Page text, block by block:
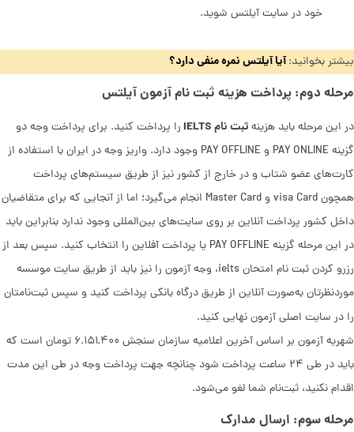
خود در سایت آیلتس شوید.
بیشتر بخوانید:آیا آیلتس نمره منفی دارد؟
مرحله دوم: پرداخت هزینه ثبت نام آزمون آیلتس
در این مرحله باید هزینهثبت نام IELTS
را پرداخت کنید. برای پرداخت وجه دو
گزینه PAY ONLINE و PAY OFFLINE وجود دارد. واریز وجه در ایران با استفاده از
کارت‌های عضو شتاب و در خارج از کشور نیز از طریق سیستم‌های پرداخت
همچون visa Card و Master Card انجام می‌گیرد؛ اما از آنجایی که برای متقاضیان
داخل کشور پرداخت آنلاین بر روی سایت‌های بین‌المللی وجود ندارد بنابراین باید
در این مرحله گزینه PAY OFFLINE یا پرداخت آفلاین را انتخاب کنید. سپس بعد از
رزرو کردن ثبت نام امتحان ielts، وجه آزمون را نیز باید از طریق سایت موسسه
موردنظرتان به‌صورت آنلاین از طریق درگاه بانکی پرداخت کنید و سپس ثبت‌نامتان
را در سایت اصلی آزمون نهایی کنید.
شهریه آزمون بر اساس آخرین اعلامیه سازمان سنجش ۶,۱۵۱,۴۰۰ تومان است که
باید در طی ۲۴ ساعت پرداخت شود چنانچه جهت پرداخت وجه در طی این مدت
اقدام نکنید، ثبت‌نام شما لغو می‌شود.
مرحله سوم: ارسال مدارک